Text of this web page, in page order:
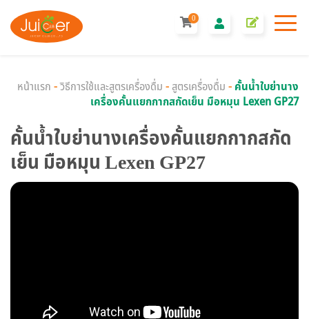
0
หน้าแรก -วิธีการใช้และสูตรเครื่องดื่ม - สูตรเครื่องดื่ม - คั้นน้ำใบย่านาง
เครื่องคั้นแยกกากสกัดเย็น มือหมุน Lexen GP27
คั้นน้ำใบย่านางเครื่องคั้นแยกกากสกัด
เย็น มือหมุน Lexen GP27